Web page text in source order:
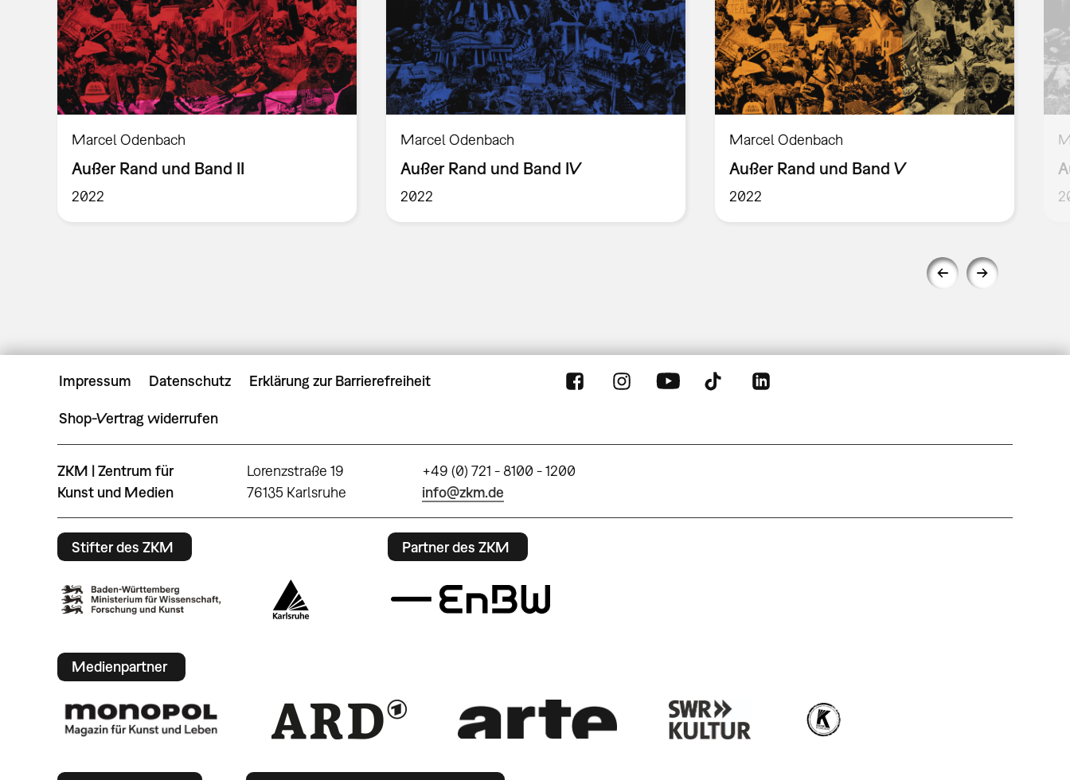
Marcel Odenbach
Außer Rand und Band II
2022
Marcel Odenbach
Außer Rand und Band IV
2022
Marcel Odenbach
Außer Rand und Band V
2022
Impressum Datenschutz Erklärung zur Barrierefreiheit
Shop-Vertrag widerrufen
ZKM | Zentrum für
Kunst und Medien
Lorenzstraße 19
76135 Karlsruhe
+49 (0) 721 - 8100 - 1200
info@zkm.de
Stifter des ZKM Partner des ZKM
Medienpartner